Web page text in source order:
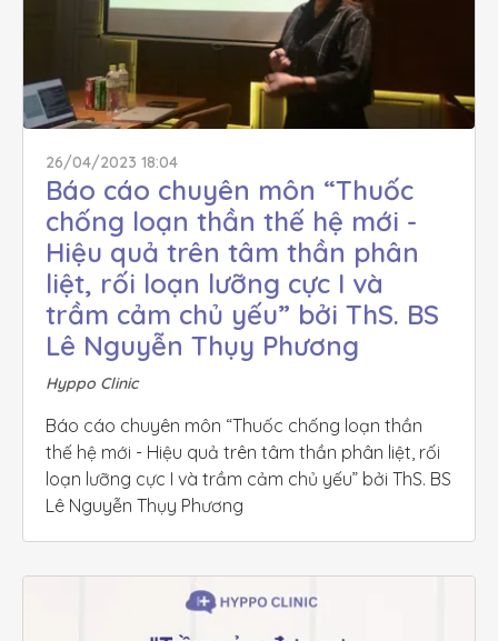
26/04/2023 18:04
Báo cáo chuyên môn “Thuốc
chống loạn thần thế hệ mới -
Hiệu quả trên tâm thần phân
liệt, rối loạn lưỡng cực I và
trầm cảm chủ yếu” bởi ThS. BS
Lê Nguyễn Thụy Phương
Hyppo Clinic
Báo cáo chuyên môn “Thuốc chống loạn thần
thế hệ mới - Hiệu quả trên tâm thần phân liệt, rối
loạn lưỡng cực I và trầm cảm chủ yếu” bởi ThS. BS
Lê Nguyễn Thụy Phương